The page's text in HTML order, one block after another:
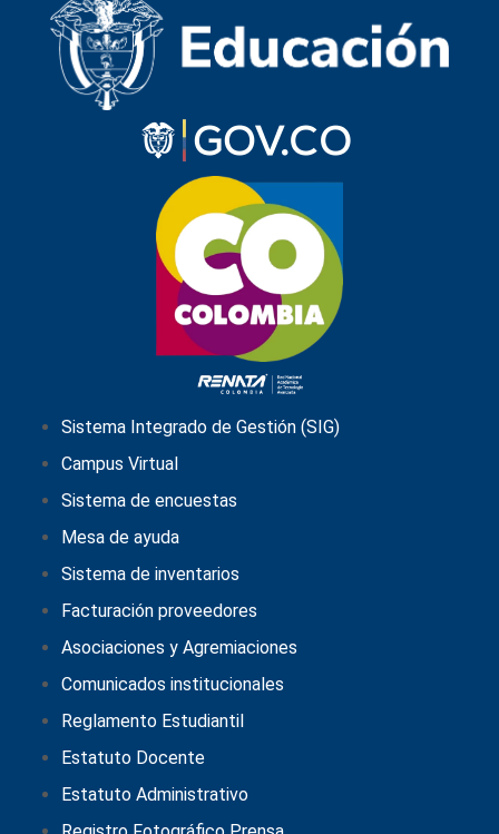
Sistema Integrado de Gestión (SIG)
Campus Virtual
Sistema de encuestas
Mesa de ayuda
Sistema de inventarios
Facturación proveedores
Asociaciones y Agremiaciones
Comunicados institucionales
Reglamento Estudiantil
Estatuto Docente
Estatuto Administrativo